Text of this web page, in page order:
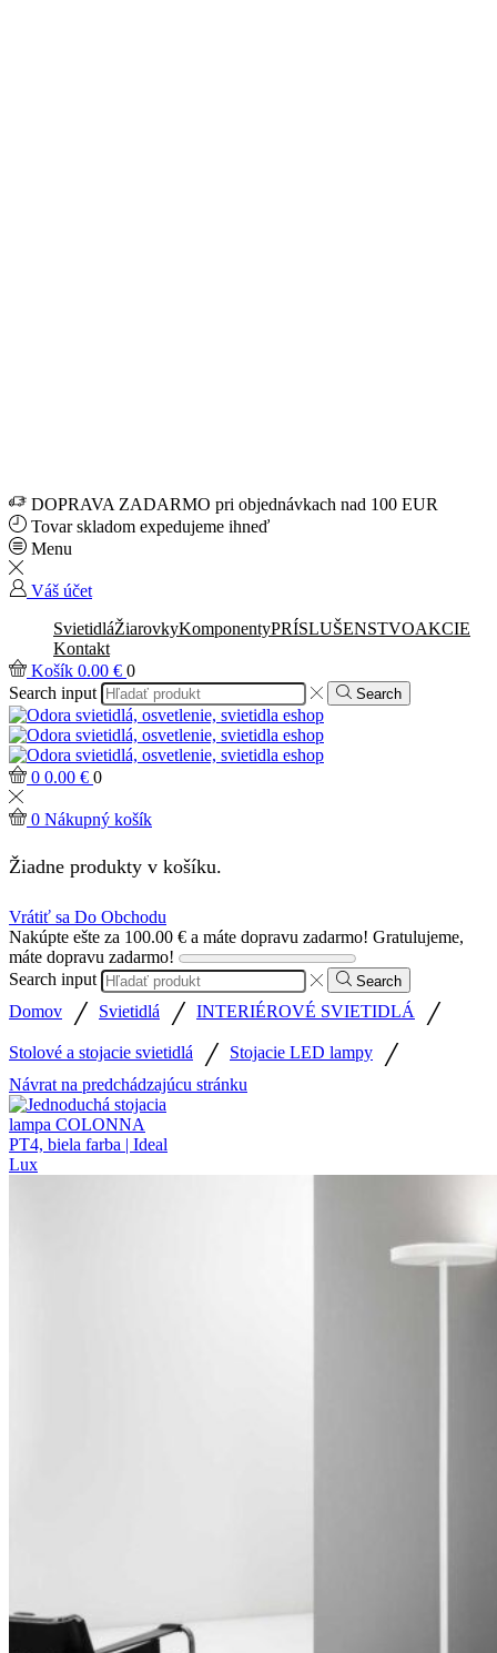
DOPRAVA ZADARMO pri objednávkach nad 100 EUR
Tovar skladom expedujeme ihneď
Menu
Váš účet
SvietidláŽiarovkyKomponentyPRÍSLUŠENSTVOAKCIE
Kontakt
Košík 0.00 € 0
Search input
Search
0 0.00 € 0
0 Nákupný košík
Žiadne produkty v košíku.
Vrátiť sa Do Obchodu
Nakúpte ešte za 100.00 € a máte dopravu zadarmo! Gratulujeme,
máte dopravu zadarmo!
Search input
Search
Domov / Svietidlá / INTERIÉROVÉ SVIETIDLÁ /
Stolové a stojacie svietidlá / Stojacie LED lampy /
Návrat na predchádzajúcu stránku